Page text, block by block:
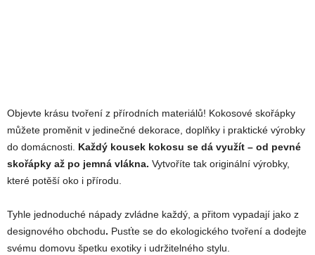
Objevte krásu tvoření z přírodních materiálů! Kokosové skořápky
můžete proměnit v jedinečné dekorace, doplňky i praktické výrobky
do domácnosti. Každý kousek kokosu se dá využít – od pevné
skořápky až po jemná vlákna. Vytvoříte tak originální výrobky,
které potěší oko i přírodu.
Tyhle jednoduché nápady zvládne každý, a přitom vypadají jako z
designového obchodu. Pusťte se do ekologického tvoření a dodejte
svému domovu špetku exotiky i udržitelného stylu.